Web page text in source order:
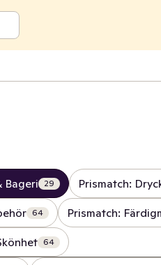
Bageri 29 Prismatch:
64 Prismatch:
64